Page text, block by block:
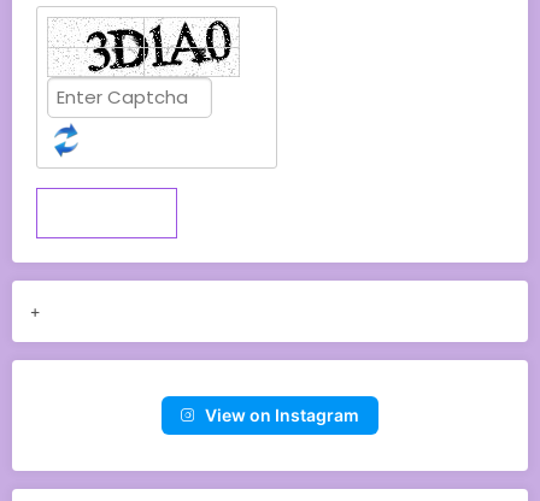
+
View on Instagram